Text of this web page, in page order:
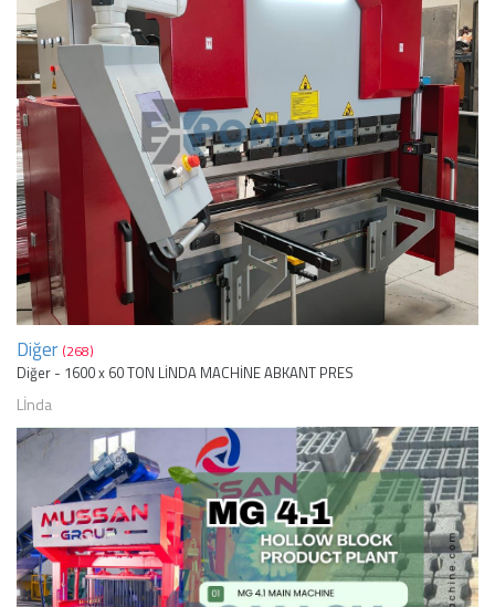
Diğer (268)
Diğer - 1600 x 60 TON LİNDA MACHİNE ABKANT PRES
Lİnda